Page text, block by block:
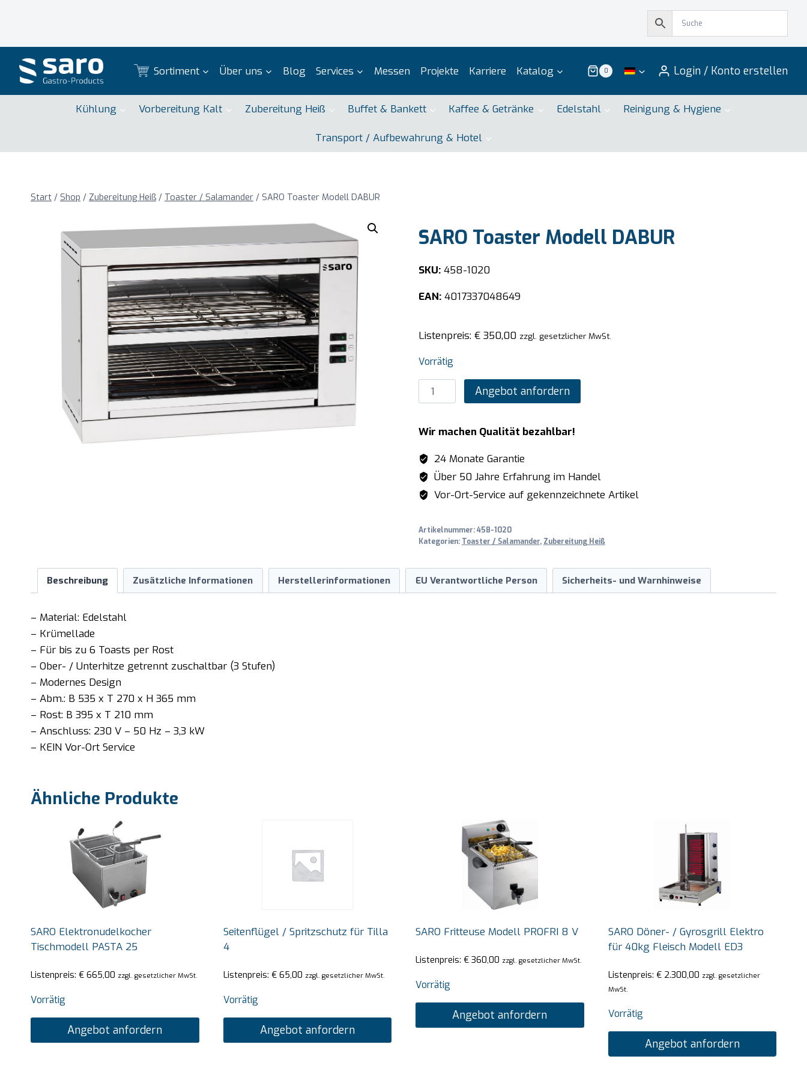
Sortiment Über uns Blog Services Messen Projekte Karriere Katalog 0 Login / Konto erstellen
Kühlung Vorbereitung Kalt Zubereitung Heiß Buffet & Bankett Kaffee & Getränke Edelstahl Reinigung & Hygiene
Transport / Aufbewahrung & Hotel
Start / Shop / Zubereitung Heiß / Toaster / Salamander / SARO Toaster Modell DABUR
SARO Toaster Modell DABUR
SKU:458-1020
EAN:4017337048649
Listenpreis: €350,00 zzgl. gesetzlicher MwSt.
Vorrätig
SARO
Toaster
DABUR
Menge
Angebot anfordern
Wir machen Qualität bezahlbar!
24 Monate Garantie
Über 50 Jahre Erfahrung im Handel
Vor-Ort-Service auf gekennzeichnete Artikel
Artikelnummer:458-1020
Kategorien: Toaster / Salamander, Zubereitung Heiß
Beschreibung Zusätzliche Informationen Herstellerinformationen EU Verantwortliche Person Sicherheits- und Warnhinweise
– Material: Edelstahl
– Krümellade
– Für bis zu 6 Toasts per Rost
– Ober- / Unterhitze getrennt zuschaltbar (3 Stufen)
– Modernes Design
– Abm.: B 535 x T 270 x H 365 mm
– Rost: B 395 x T 210 mm
– Anschluss: 230 V – 50 Hz – 3,3 kW
– KEIN Vor-Ort Service
Ähnliche Produkte
SARO Elektronudelkocher
Tischmodell PASTA 25
Listenpreis: € 665,00 zzgl. gesetzlicher MwSt.
Vorrätig
Angebot anfordern
Seitenflügel / Spritzschutz für Tilla
4
Listenpreis: €65,00 zzgl. gesetzlicher MwSt.
Vorrätig
Angebot anfordern
SARO Fritteuse Modell PROFRI 8 V
Listenpreis: € 360,00 zzgl. gesetzlicher MwSt.
Vorrätig
Angebot anfordern
SARO Döner- / Gyrosgrill Elektro
für 40kg Fleisch Modell ED3
Listenpreis: €2.300,00 zzgl. gesetzlicher
MwSt.
Vorrätig
Angebot anfordern